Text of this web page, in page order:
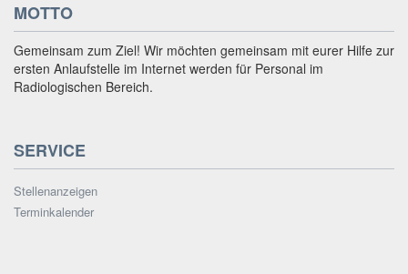
MOTTO
Gemeinsam zum Ziel! Wir möchten gemeinsam mit eurer Hilfe zur
ersten Anlaufstelle im Internet werden für Personal im
Radiologischen Bereich.
SERVICE
Stellenanzeigen
Terminkalender